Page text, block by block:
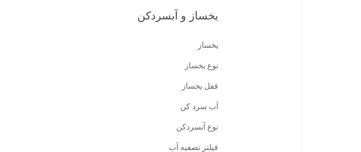
یخساز و آبسردکن
یخساز
نوع یخساز
قفل یخساز
آب سرد کن
نوع آبسردکن
فیلتر تصفیه آب